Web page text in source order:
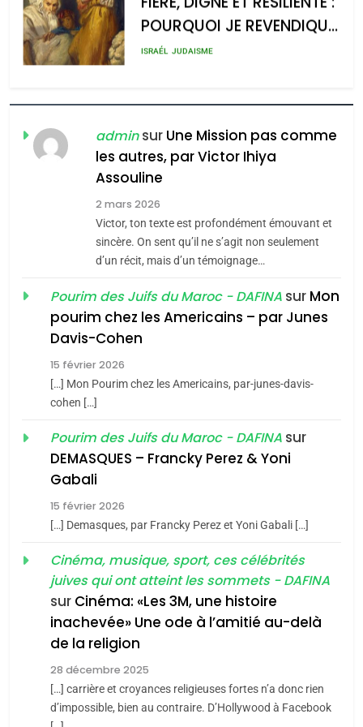
admin 0
POURQUOI JE REVENDIQUE
MA JUDAÏTE par Thérèse
ISRAÉL JUDAISME
CE QUI NOUS MANQUE –
Jacques Hadida
JUDAISME
Maroc : Les amandes de
Tafraout, le miel de Tadla
Azilal consacrés produits
du terroir
DAFINA MAROC
Oeil ravageur – Vanessa
De Loya Stauber
«Tu dis génocide, je dis
guerre»: La nouvelle
Tout sur la Nostalgie
SOUVENIRS
l’alliance pourrait
s’étendre à 13 pays
d’Amérique latine
ISRAÉL JUDAISME
adminsur Une Mission pas comme
les autres, par Victor Ihiya
Assouline
2 mars 2026
Victor, ton texte est profondément émouvant et
sincère. On sent qu’il ne s’agit non seulement
d’un récit, mais d’un témoignage…
Pourim des Juifs du Maroc - DAFINA sur Mon
pourim chez les Americains – par Junes
Davis-Cohen
15 février 2026
[…] Mon Pourim chez les Americains, par-junes-davis-
cohen […]
Pourim des Juifs du Maroc - DAFINA sur
DEMASQUES – Francky Perez & Yoni
Gabali
15 février 2026
[…] Demasques, par Francky Perez et Yoni Gabali […]
Cinéma, musique, sport, ces célébrités
juives qui ont atteint les sommets - DAFINA
sur Cinéma: «Les 3M, une histoire
inachevée» Une ode à l’amitié au-delà
de la religion
28 décembre 2025
[…] carrière et croyances religieuses fortes n’a donc rien
d’impossible, bien au contraire. D’Hollywood à Facebook
2025, l’année la plus
d’ADL contre
l’antisémitisme
FRANCE ISRAÉL
POURQUOI JE REVENDIQUE
Zrihen-Dvir
CE QUI NOUS MANQUE –
Jacques Hadida
JUDAISME
Maroc : Les amandes de